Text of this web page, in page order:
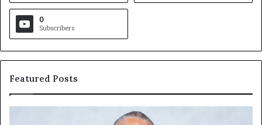
0
Subscribers
Featured Posts